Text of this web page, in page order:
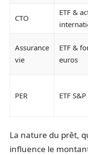
CTO
ETF &
Assurance
vie
ETF &
euros
PER ETF
La nature du prêt,
influence le